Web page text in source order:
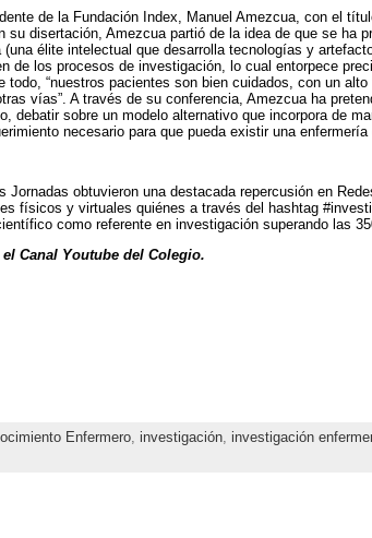
de la Fundación Index, Manuel Amezcua, con el
disertación, Amezcua partió de la idea de que se ha
élite intelectual que desarrolla tecnologías y
de los procesos de investigación, lo cual entorpece
“nuestros pacientes son bien cuidados, con un
vías”. A través de su conferencia, Amezcua ha
debatir sobre un modelo alternativo que incorpora de
necesario para que pueda existir una enfermería
obtuvieron una destacada repercusión en
físicos y virtuales quiénes a través del hashtag
como referente en investigación superando las
Canal Youtube del Colegio.
Enfermero, investigación, investigación